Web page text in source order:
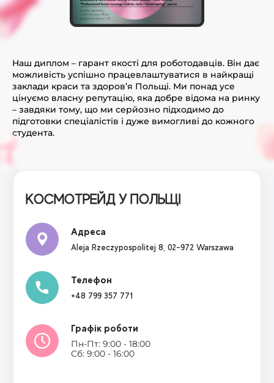
Наш диплом – гарант якості для роботодавців. Він дає
можливість успішно працевлаштуватися в найкращі
заклади краси та здоров’я Польщі. Ми понад усе
цінуємо власну репутацію, яка добре відома на ринку
– завдяки тому, що ми серйозно підходимо до
підготовки спеціалістів і дуже вимогливі до кожного
студента.
КОСМОТРЕЙДУ ПОЛЬЩІ
Адреса
Aleja Rzeczypospolitej 8, 02-972 Warszawa
Телефон
+48 799 357 771
Графік роботи
Пн-Пт: 9:00 - 18:00
Сб: 9:00 - 16:00